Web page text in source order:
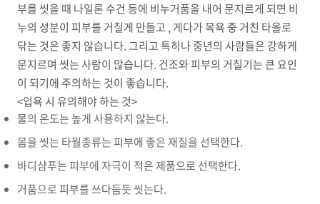
부를 씻을 때 나일론 수건 등에 비누거품을 내어 문지르게 되면 비
누의 성분이 피부를 거칠게 만들고 , 게다가 목욕 중 거친 타올로
닦는 것은 좋지 않습니다. 그리고 특히나 중년의 사람들은 강하게
문지르며 씻는 사람이 많습니다. 건조와 피부의 거칠기는 큰 요인
이 되기에 주의하는 것이 좋습니다.
<입욕 시 유의해야 하는 것>
물의 온도는 높게 사용하지 않는다.
몸을 씻는 타월종류는 피부에 좋은 재질을 선택한다.
바디샴푸는 피부에 자극이 적은 제품으로 선택한다.
거품으로 피부를 쓰다듬듯 씻는다.